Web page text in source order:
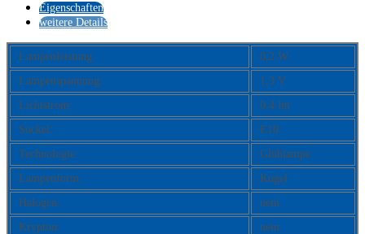
Eigenschaften
weitere Details
Lampenleistung:
0,2 W
Lampenspannung:
1,3 V
Lichtstrom:
0,4 lm
Sockel:
E10
Technologie:
Glühlampe
Lampenform:
Kugel
Halogen:
nein
Krypton:
nein